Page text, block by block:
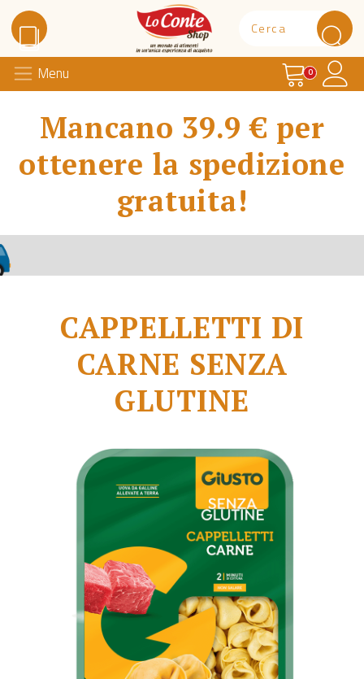
Lo Conte Shop
Menu Carrello
0
Mancano 39.9 € per
ottenere la spedizione
gratuita!
CAPPELLETTI DI
CARNE SENZA
GLUTINE